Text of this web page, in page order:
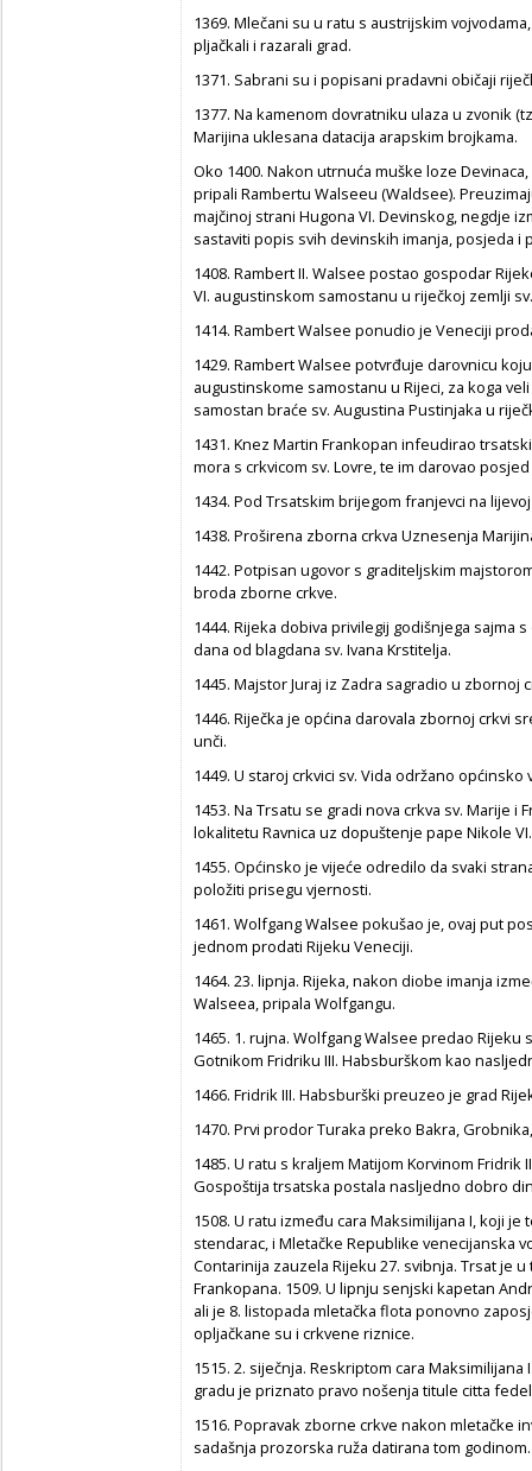
1369. Mlečani su u ratu s austrijskim
pljačkali i razarali grad.
1371. Sabrani su i popisani pradavni običaji
1377. Na kamenom dovratniku ulaza u zvonik
Marijina uklesana datacija arapskim brojkama.
Oko 1400. Nakon utrnuća muške loze
pripali Rambertu Walseeu (Waldsee).
majčinoj strani Hugona VI. Devinskog, negdje
sastaviti popis svih devinskih imanja, posjeda i
1408. Rambert II. Walsee postao gospodar
VI. augustinskom samostanu u riječkoj zemlji
1414. Rambert Walsee ponudio je Veneciji
1429. Rambert Walsee potvrđuje darovnicu
augustinskome samostanu u Rijeci, za koga
samostan braće sv. Augustina Pustinjaka u
1431. Knez Martin Frankopan infeudirao
mora s crkvicom sv. Lovre, te im darovao
1434. Pod Trsatskim brijegom franjevci na
1438. Proširena zborna crkva Uznesenja
1442. Potpisan ugovor s graditeljskim
broda zborne crkve.
1444. Rijeka dobiva privilegij godišnjega
dana od blagdana sv. Ivana Krstitelja.
1445. Majstor Juraj iz Zadra sagradio u zbornoj
1446. Riječka je općina darovala zbornoj crkvi
unči.
1449. U staroj crkvici sv. Vida održano općinsko
1453. Na Trsatu se gradi nova crkva sv. Marije i
lokalitetu Ravnica uz dopuštenje pape Nikole
1455. Općinsko je vijeće odredilo da svaki
položiti prisegu vjernosti.
1461. Wolfgang Walsee pokušao je, ovaj put
jednom prodati Rijeku Veneciji.
1464. 23. lipnja. Rijeka, nakon diobe imanja
Walseea, pripala Wolfgangu.
1465. 1. rujna. Wolfgang Walsee predao Rijeku
Gotnikom Fridriku III. Habsburškom kao
1466. Fridrik III. Habsburški preuzeo je grad
1470. Prvi prodor Turaka preko Bakra,
1485. U ratu s kraljem Matijom Korvinom Fridrik
Gospoštija trsatska postala nasljedno dobro
1508. U ratu između cara Maksimilijana I, koji
stendarac, i Mletačke Republike venecijanska
Contarinija zauzela Rijeku 27. svibnja. Trsat je
Frankopana. 1509. U lipnju senjski kapetan
ali je 8. listopada mletačka flota ponovno
opljačkane su i crkvene riznice.
1515. 2. siječnja. Reskriptom cara
gradu je priznato pravo nošenja titule citta
1516. Popravak zborne crkve nakon mletačke
sadašnja prozorska ruža datirana tom godinom.